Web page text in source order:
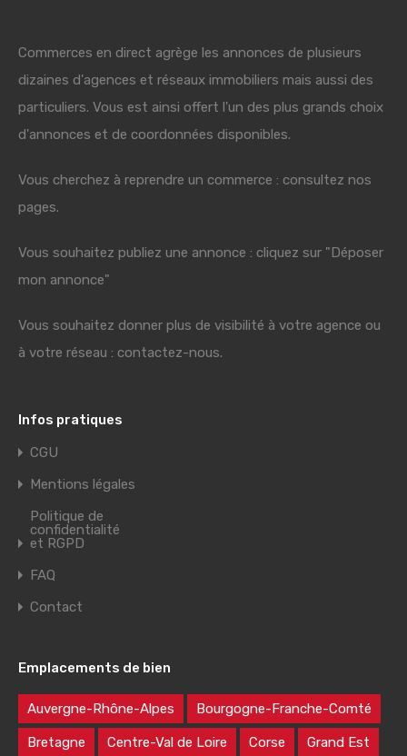
Commerces en direct agrège les annonces de plusieurs
dizaines d'agences et réseaux immobiliers mais aussi des
particuliers. Vous est ainsi offert l'un des plus grands choix
d'annonces et de coordonnées disponibles.
Vous cherchez à reprendre un commerce : consultez nos
pages.
Vous souhaitez publiez une annonce : cliquez sur "Déposer
mon annonce"
Vous souhaitez donner plus de visibilité à votre agence ou
à votre réseau : contactez-nous.
Infos pratiques
CGU
Mentions légales
Politique de
confidentialité
et RGPD
FAQ
Contact
Emplacements de bien
Auvergne-Rhône-Alpes Bourgogne-Franche-Comté
Bretagne Centre-Val de Loire Corse Grand Est